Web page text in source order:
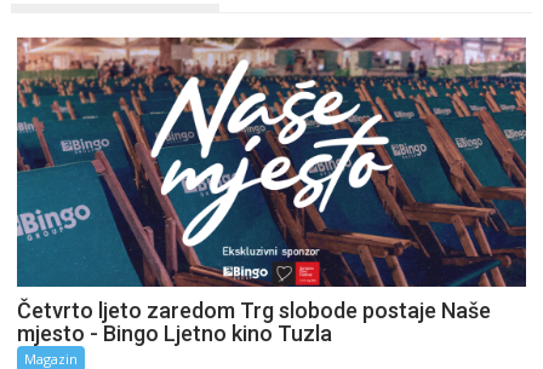
Četvrto ljeto zaredom Trg slobode postaje Naše
mjesto - Bingo Ljetno kino Tuzla
Magazin